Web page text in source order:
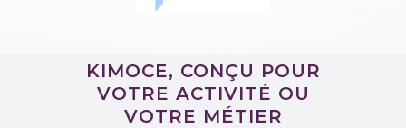
KIMOCE, CONÇU POUR
VOTRE ACTIVITÉ OU
VOTRE MÉTIER